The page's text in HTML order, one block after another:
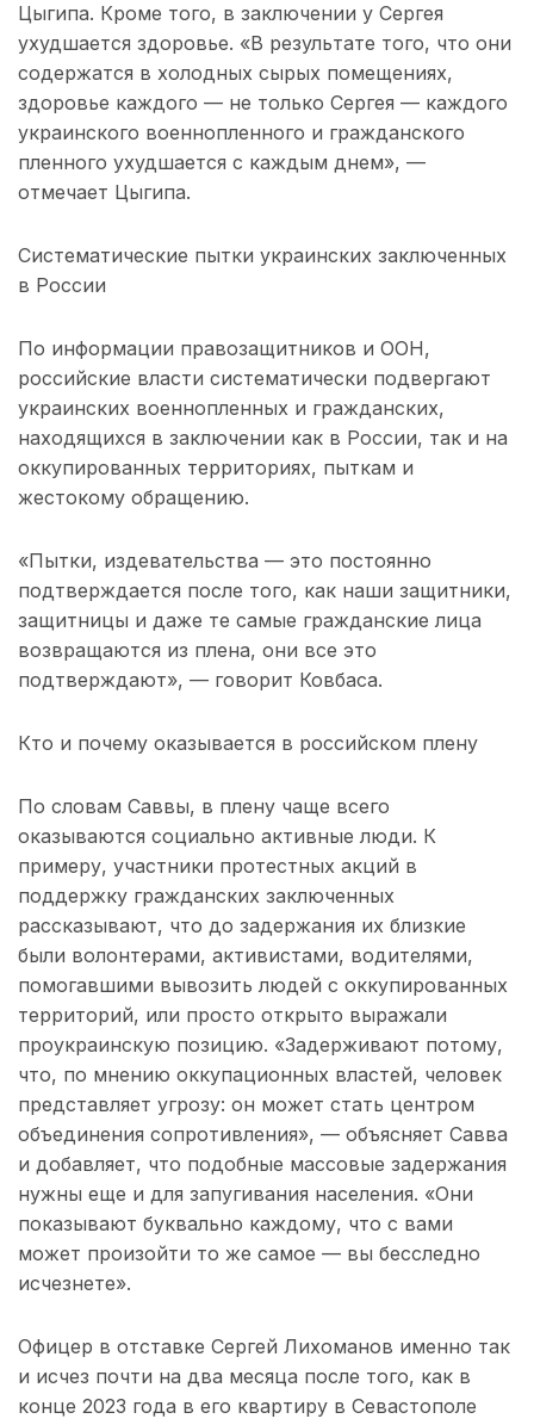
Цыгипа. Кроме того, в заключении у Сергея
ухудшается здоровье. «В результате того, что они
содержатся в холодных сырых помещениях,
здоровье каждого — не только Сергея — каждого
украинского военнопленного и гражданского
пленного ухудшается с каждым днем», —
отмечает Цыгипа.
Систематические пытки украинских заключенных
в России
По информации правозащитников и ООН,
российские власти систематически подвергают
украинских военнопленных и гражданских,
находящихся в заключении как в России, так и на
оккупированных территориях, пыткам и
жестокому обращению.
«Пытки, издевательства — это постоянно
подтверждается после того, как наши защитники,
защитницы и даже те самые гражданские лица
возвращаются из плена, они все это
подтверждают», — говорит Ковбаса.
Кто и почему оказывается в российском плену
По словам Саввы, в плену чаще всего
оказываются социально активные люди. К
примеру, участники протестных акций в
поддержку гражданских заключенных
рассказывают, что до задержания их близкие
были волонтерами, активистами, водителями,
помогавшими вывозить людей с оккупированных
территорий, или просто открыто выражали
проукраинскую позицию. «Задерживают потому,
что, по мнению оккупационных властей, человек
представляет угрозу: он может стать центром
объединения сопротивления», — объясняет Савва
и добавляет, что подобные массовые задержания
нужны еще и для запугивания населения. «Они
показывают буквально каждому, что с вами
может произойти то же самое — вы бесследно
исчезнете».
Офицер в отставке Сергей Лихоманов именно так
и исчез почти на два месяца после того, как в
конце 2023 года в его квартиру в Севастополе